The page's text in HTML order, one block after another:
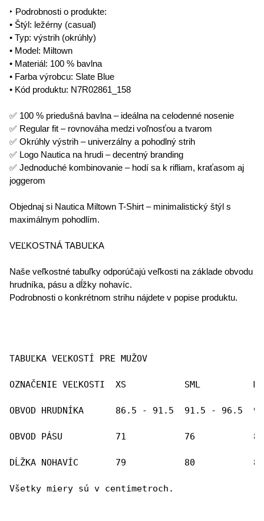
‣ Podrobnosti o produkte:
• Štýl: ležérny (casual)
• Typ: výstrih (okrúhly)
• Model: Miltown
• Materiál: 100 % bavlna
• Farba výrobcu: Slate Blue
• Kód produktu: N7R02861_158
✅ 100 % priedušná bavlna – ideálna na celodenné nosenie
✅ Regular fit – rovnováha medzi voľnosťou a tvarom
✅ Okrúhly výstrih – univerzálny a pohodlný strih
✅ Logo Nautica na hrudi – decentný branding
✅ Jednoduché kombinovanie – hodí sa k rifliam, kraťasom aj
joggerom
Objednaj si Nautica Miltown T-Shirt – minimalistický štýl s
maximálnym pohodlím.
VEĽKOSTNÁ TABUĽKA
Naše veľkostné tabuľky odporúčajú veľkosti na základe obvodu
hrudníka, pásu a dĺžky nohavíc.
Podrobnosti o konkrétnom strihu nájdete v popise produktu.
TABUĽKA VEĽKOSTÍ PRE MUŽOV
OZNAČENIE VEĽKOSTI  XS           SML
OBVOD HRUDNÍKA      86.5 - 91.5  91.5 - 96.5
OBVOD PÁSU          71           76
DĹŽKA NOHAVÍC       79           80
Všetky miery sú v centimetroch.